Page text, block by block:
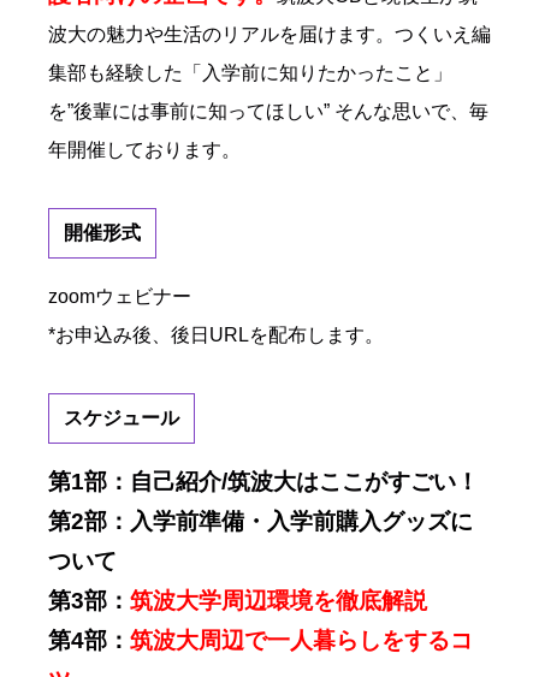
波大の魅力や生活のリアルを届けます。つくいえ編
集部も経験した「入学前に知りたかったこと」
を”後輩には事前に知ってほしい” そんな思いで、毎
年開催しております。
開催形式
zoomウェビナー
*お申込み後、後日URLを配布します。
スケジュール
第1部：自己紹介/筑波大はここがすごい！
第2部： 入学前準備・入学前購入グッズに
ついて
第3部： 筑波大学周辺環境を徹底解説
第4部： 筑波大周辺で一人暮らしをするコ